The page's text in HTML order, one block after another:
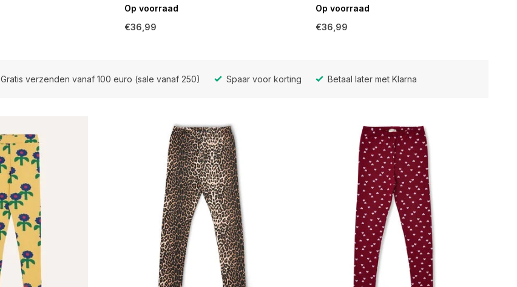
Op voorraad
€36,99
Op voorraad
€36,99
Gratis verzenden vanaf 100 euro (sale vanaf 250) Spaar voor korting Betaal later met Klarna